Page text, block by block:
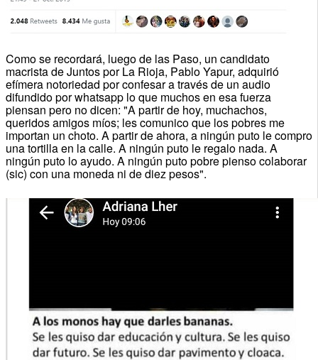
Como se recordará, luego de las Paso, un candidato
macrista de Juntos por La Rioja, Pablo Yapur, adquirió
efímera notoriedad por confesar a través de un audio
difundido por whatsapp lo que muchos en esa fuerza
piensan pero no dicen: "A partir de hoy, muchachos,
queridos amigos míos; les comunico que los pobres me
importan un choto. A partir de ahora, a ningún puto le compro
una tortilla en la calle. A ningún puto le regalo nada. A
ningún puto lo ayudo. A ningún puto pobre pienso colaborar
(sic) con una moneda ni de diez pesos".